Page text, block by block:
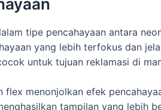
tipe pencahayaan antara
yang lebih terfokus dan
untuk tujuan reklamasi di
flex menonjolkan efek
tampilan yang lebih